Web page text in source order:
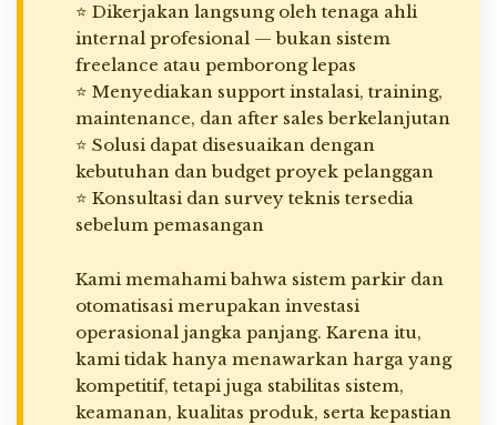
⭐ Dikerjakan langsung oleh tenaga ahli
internal profesional — bukan sistem
freelance atau pemborong lepas
⭐ Menyediakan support instalasi, training,
maintenance, dan after sales berkelanjutan
⭐ Solusi dapat disesuaikan dengan
kebutuhan dan budget proyek pelanggan
⭐ Konsultasi dan survey teknis tersedia
sebelum pemasangan
Kami memahami bahwa sistem parkir dan
otomatisasi merupakan investasi
operasional jangka panjang. Karena itu,
kami tidak hanya menawarkan harga yang
kompetitif, tetapi juga stabilitas sistem,
keamanan, kualitas produk, serta kepastian